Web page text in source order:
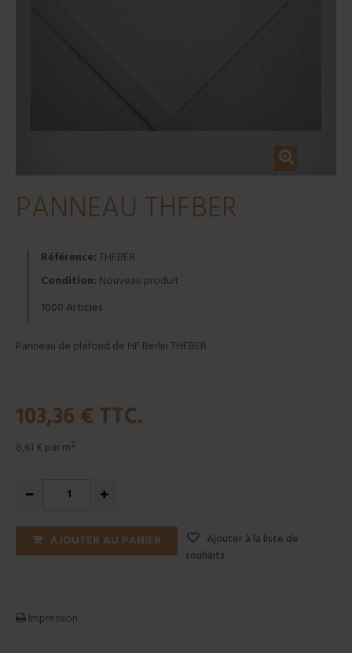
PANNEAU THFBER
Référence:THFBER
Condition: Nouveau produit
1000 Articles
Panneau de plafond de HF Berlin THFBER
103,36 € TTC.
8,61 € par m²
AJOUTER AU PANIER
Ajouter à la liste de
souhaits
Impression